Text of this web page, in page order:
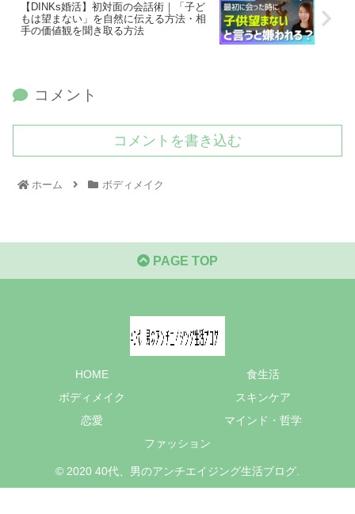
【DINKs婚活】初対面の会話術｜「子ど
もは望まない」を自然に伝える方法・相
手の価値観を聞き取る方法
コメント
コメントを書き込む
ホーム ボディメイク
PAGE TOP
HOME
食生活
ボディメイク
スキンケア
恋愛
マインド・哲学
ファッション
© 2020 40代、男のアンチエイジング生活ブログ.